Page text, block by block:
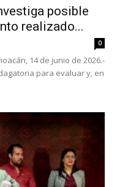
posible
realizado...
0
14 de junio de 2026.-
para evaluar y, en